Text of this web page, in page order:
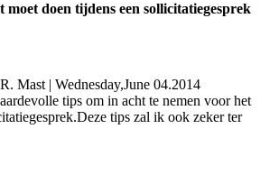
moet doen tijdens een sollicitatiegesprek
Mast| Wednesday,June 04.2014
tips om in acht te nemen voor het
tips zal ik ook zeker ter